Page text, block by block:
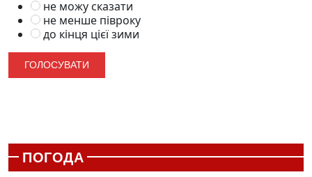
не можу сказати
не менше півроку
до кінця цієї зими
ПОГОДА